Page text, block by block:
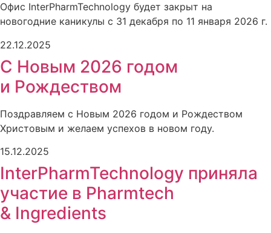
Офис InterPharmTechnology будет закрыт на
новогодние каникулы с 31 декабря по 11 января 2026 г.
22.12.2025
C Новым 2026 годом
и Рождеством
Поздравляем с Новым 2026 годом и Рождеством
Христовым и желаем успехов в новом году.
15.12.2025
InterPharmTechnology приняла
участие в Pharmtech
& Ingredients